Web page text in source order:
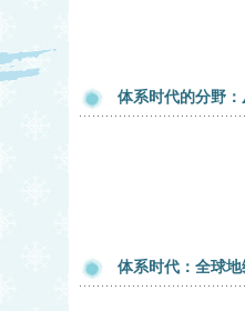
体系时代的分野
体系时代：全球